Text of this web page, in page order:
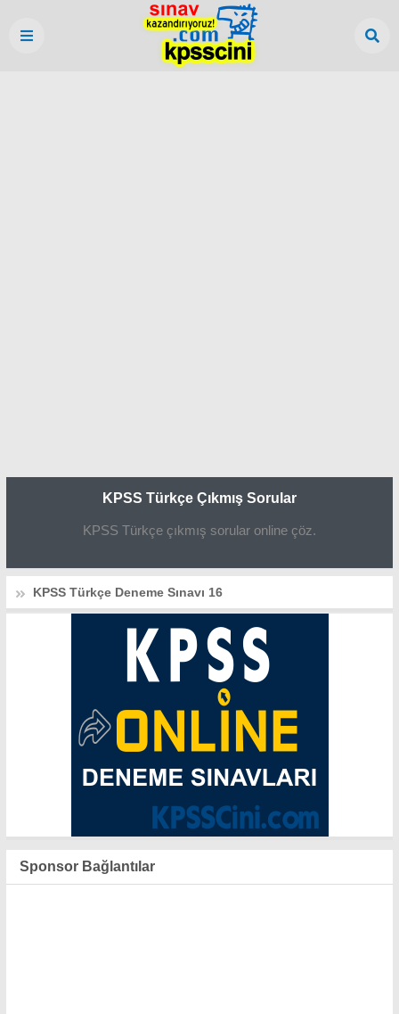
KPSS Türkçe Çıkmış Sorular
KPSS Türkçe çıkmış sorular online çöz.
KPSS Türkçe Deneme Sınavı 16
Sponsor Bağlantılar